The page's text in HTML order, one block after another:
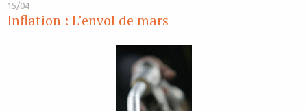
15/04
Inflation : L’envol de mars